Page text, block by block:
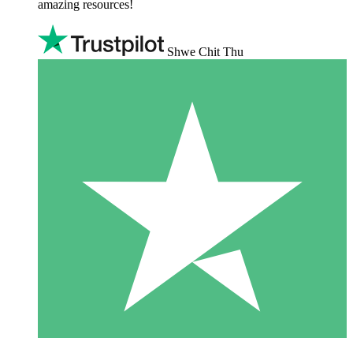
amazing resources!
Shwe Chit Thu